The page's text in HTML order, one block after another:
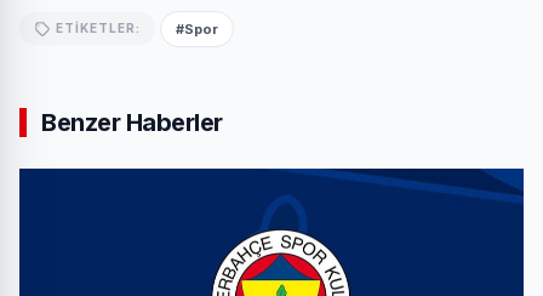
ETIKETLER: #Spor
Benzer Haberler